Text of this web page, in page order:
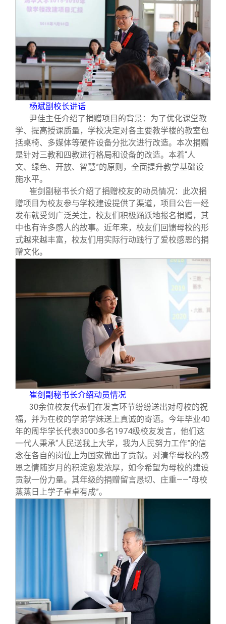
杨斌副校长讲话
尹佳主任介绍了捐赠项目的背景：为了优化课堂教
学、提高授课质量，学校决定对各主要教学楼的教室包
括桌椅、多媒体等硬件设备分批次进行改造。本次捐赠
是针对三教和四教进行格局和设备的改造。本着“人
文、绿色、开放、智慧”的原则，全面提升教学基础设
施水平。
崔剑副秘书长介绍了捐赠校友的动员情况：此次捐
赠项目为校友参与学校建设提供了渠道，项目公告一经
发布就受到广泛关注，校友们积极踊跃地报名捐赠，其
中也有许多感人的故事。近年来，校友们回馈母校的形
式越来越丰富，校友们用实际行动践行了爱校感恩的捐
赠文化。
崔剑副秘书长介绍动员情况
30余位校友代表们在发言环节纷纷送出对母校的祝
福，并为在校的学弟学妹送上真诚的寄语。今年毕业40
年的周华学长代表3000多名1974级校友发言，他们这
一代人秉承“人民送我上大学，我为人民努力工作”的信
念在各自的岗位上为国家做出了贡献。对清华母校的感
恩之情随岁月的积淀愈发浓厚，如今希望为母校的建设
贡献一份力量。其年级的捐赠留言恳切、庄重——“母校
蒸蒸日上学子卓卓有成”。